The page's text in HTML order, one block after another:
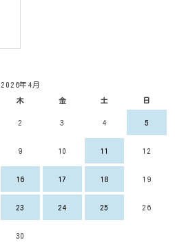
2026年4月
木 金 土 日
2 3 4 5
9 10 11 12
16 17 18 19
23 24 25 26
30